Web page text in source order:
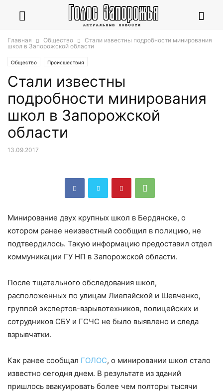
Главная Общество
Стали известны подробности минирования
школ в Запорожской области
Общество Происшествия
Стали известны
подробности минирования
школ в Запорожской
области
13.09.2017
Минирование двух крупных школ в Бердянске, о
котором ранее неизвестный сообщил в полицию, не
подтвердилось. Такую информацию предоставил отдел
коммуникации ГУ НП в Запорожской области.
После тщательного обследования школ,
расположенных по улицам Лиепайской и Шевченко,
группой экспертов-взрывотехников, полицейских и
сотрудников СБУ и ГСЧС не было выявлено и следа
взрывчатки.
Как ранее сообщал ГОЛОС, о минировании школ стало
известно сегодня днем. В результате из зданий
пришлось эвакуировать более чем полторы тысячи